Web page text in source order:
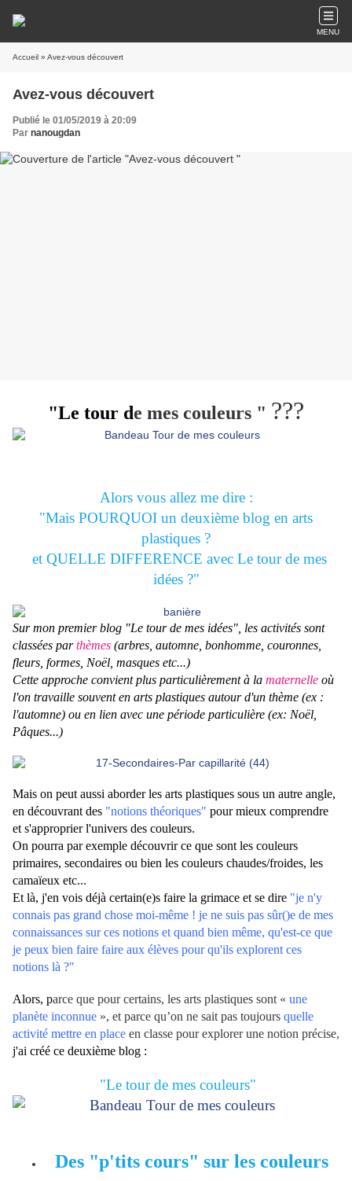
MENU
Accueil » Avez-vous découvert
Avez-vous découvert
Publié le 01/05/2019 à 20:09
Par nanougdan
"Le tour de mes couleurs " ???
Alors vous allez me dire :
"Mais POURQUOI un deuxième blog en arts
plastiques ?
et QUELLE DIFFERENCE avec Le tour de mes
idées ?"
Sur mon premier blog "Le tour de mes idées" les activités sont
classées parthèmes (arbres, automne, bonhomme, couronnes,
fleurs, formes, Noël, masques etc...)
Cette approche convient plus particulièrement à la maternelle où
l'on travaille souvent en arts plastiques autour d'un thème (ex :
l'automne) ou en lien avec une période particulière (ex: Noël,
Pâques...)
Mais on peut aussi aborder les arts plastiques sous un autre angle,
en découvrant des "notions théoriques" pour mieux comprendre
et s'approprier l'univers des couleurs.
On pourra par exemple découvrir ce que sont les couleurs
primaires, secondaires ou bien les couleurs chaudes/froides, les
camaïeux etc...
Et là, j'en vois déjà certain(e)s faire la grimace et se dire "je n'y
connais pas grand chose moi-même ! je ne suis pas sûr()e de mes
connaissances sur ces notions et quand bien même, qu'est-ce que
je peux bien faire faire aux élèves pour qu'ils explorent ces
notions là ?"
Alors, parce que pour certains, les arts plastiques sont « une
planète inconnue », et parce qu’on ne sait pas toujours quelle
activité mettre en place en classe pour explorer une notion précise,
j'ai créé ce deuxième blog :
"Le tour de mes couleurs"
Des "p'tits cours" sur les couleurs